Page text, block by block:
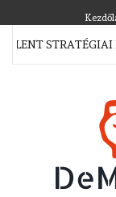
to
contentSTRATÉGIAI